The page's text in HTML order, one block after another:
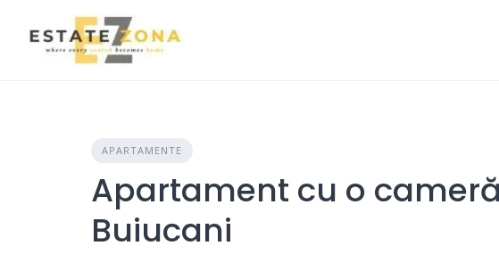
content
APARTAMENTE
Apartament cu o
Buiucani